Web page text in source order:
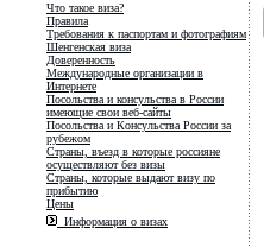
Что такое виза?
Правила
Требования к паспортам и фотографиям
Шенгенская виза
Доверенность
Международные организации в
Интернете
Посольства и консульства в России
имеющие свои веб-сайты
Посольства и Консульства России за
рубежом
Страны, въезд в которые россияне
осуществляют без визы
Страны, которые выдают визу по
прибытию
Цены
Информация о визах